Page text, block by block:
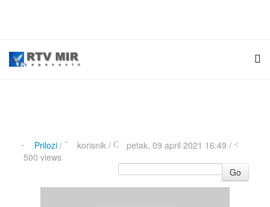
Prilozi/ korisnik /
petak, 09 april 2021 16:49 /
500 views
Go